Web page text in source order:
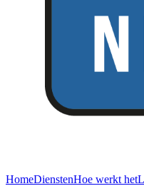
HomeDienstenHoe werkt het